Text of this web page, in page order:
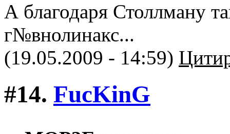
А благодаря Столлману
г№внолинакс...
(19.05.2009 - 14:59)
#14. FucKinG